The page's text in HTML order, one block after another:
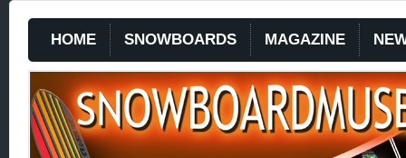
HOME SNOWBOARDS MAGAZINE